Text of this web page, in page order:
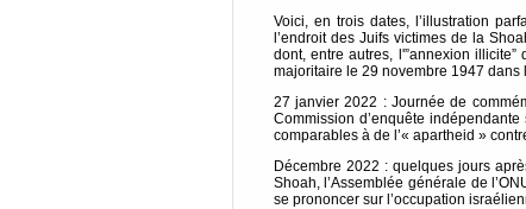
Voici, en trois dates, l’illustration
l’endroit des Juifs victimes de la
dont, entre autres, l'”annexion
majoritaire le 29 novembre 1947 dans
27 janvier 2022 : Journée de
Commission d’enquête
comparables à de l’« apartheid »
Décembre 2022 : quelques jours
Shoah, l’Assemblée générale de
se prononcer sur l’occupation